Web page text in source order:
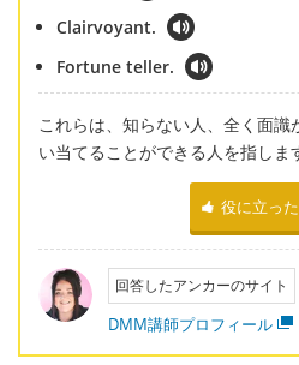
Clairvoyant.
Fortune teller.
これらは、知らない人、全く面
い当てることができる人を指しま
役に立った
回答したアンカーのサイト
DMM講師プロフィール